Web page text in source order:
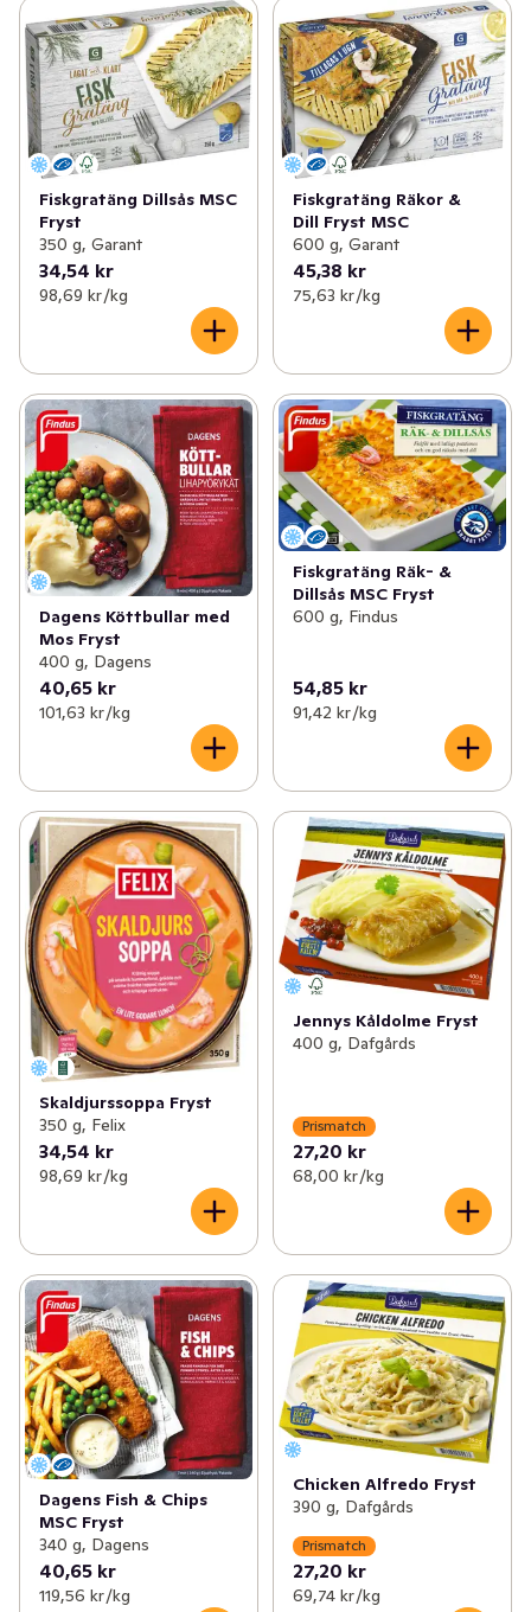
Fiskgratäng Dillsås MSC
Fryst
350 g, Garant
34,54 kr
98,69 kr /kg
Fiskgratäng Räkor &
Dill Fryst MSC
600 g, Garant
45,38 kr
75,63 kr /kg
Dagens Köttbullar med
Mos Fryst
400 g, Dagens
40,65 kr
101,63 kr /kg
Fiskgratäng Räk- &
Dillsås MSC Fryst
600 g, Findus
54,85 kr
91,42 kr /kg
Skaldjurssoppa Fryst
350 g, Felix
34,54 kr
98,69 kr /kg
Jennys Kåldolme Fryst
400 g, Dafgårds
Prismatch
27,20 kr
68,00 kr /kg
Dagens Fish & Chips
MSC Fryst
340 g, Dagens
40,65 kr
119,56 kr /kg
Chicken Alfredo Fryst
390 g, Dafgårds
Prismatch
27,20 kr
69,74 kr /kg